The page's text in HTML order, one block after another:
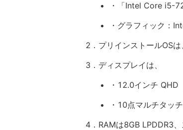
・「Intel Core i5-
・グラフィック：
2．プリインストールOS
3．ディスプレイは、
・12.0インチ
・10点マルチタッ
4．RAMは8GB LPDDR3